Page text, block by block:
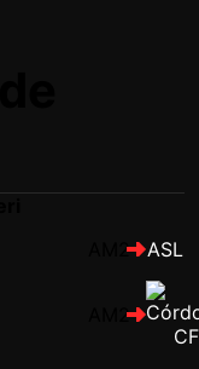
AM2 ASL
AM2